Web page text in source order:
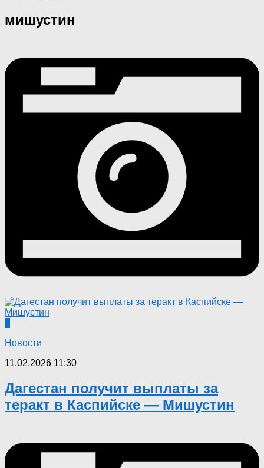
мишустин
Новости
11.02.2026 11:30
Дагестан получит выплаты за
теракт в Каспийске — Мишустин